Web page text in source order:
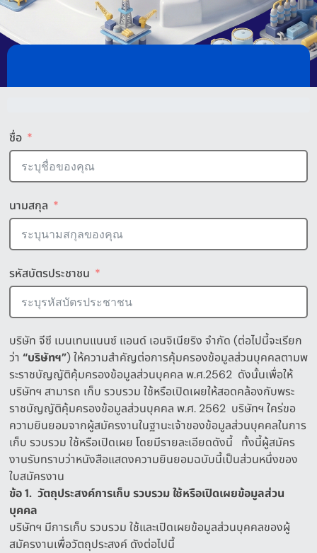
ชื่อ
นามสกุล
รหัสบัตรประชาชน
บริษัท จีซี เมนเทนแนนซ์ แอนด์ เอนจิเนียริง จำกัด (ต่อไปนี้จะเรียก
ว่า “บริษัทฯ”)ให้ความสำคัญต่อการคุ้มครองข้อมูลส่วนบุคคลตามพ
ระราชบัญญัติคุ้มครองข้อมูลส่วนบุคคล พ.ศ.2562 ดังนั้นเพื่อให้
บริษัทฯ สามารถ เก็บ รวบรวม ใช้หรือเปิดเผยให้สอดคล้องกับพระ
ราชบัญญัติคุ้มครองข้อมูลส่วนบุคคล พ.ศ. 2562 บริษัทฯ ใคร่ขอ
ความยินยอมจากผู้สมัครงานในฐานะเจ้าของข้อมูลส่วนบุคคลในการ
เก็บ รวบรวม ใช้หรือเปิดเผย โดยมีรายละเอียดดังนี้
ทั้งนี้ผู้สมัคร
งานรับทราบว่าหนังสือแสดงความยินยอมฉบับนี้เป็นส่วนหนึ่งของ
ใบสมัครงาน
ข้อ1. วัตถุประสงค์การเก็บ รวบรวมใช้หรือเปิดเผยข้อมูลส่วน
บุคคล
บริษัทฯ มีการเก็บ รวบรวม ใช้และเปิดเผยข้อมูลส่วนบุคคลของผู้
สมัครงานเพื่อวัตถุประสงค์ ดังต่อไปนี้